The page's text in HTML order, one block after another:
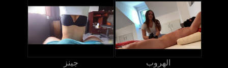
جينز الهروب